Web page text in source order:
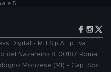
5
Digital - RTI S.p.A.: p. iva
del Nazareno 8, 00187 Roma.
Monzese (MI) - Cap. Soc.